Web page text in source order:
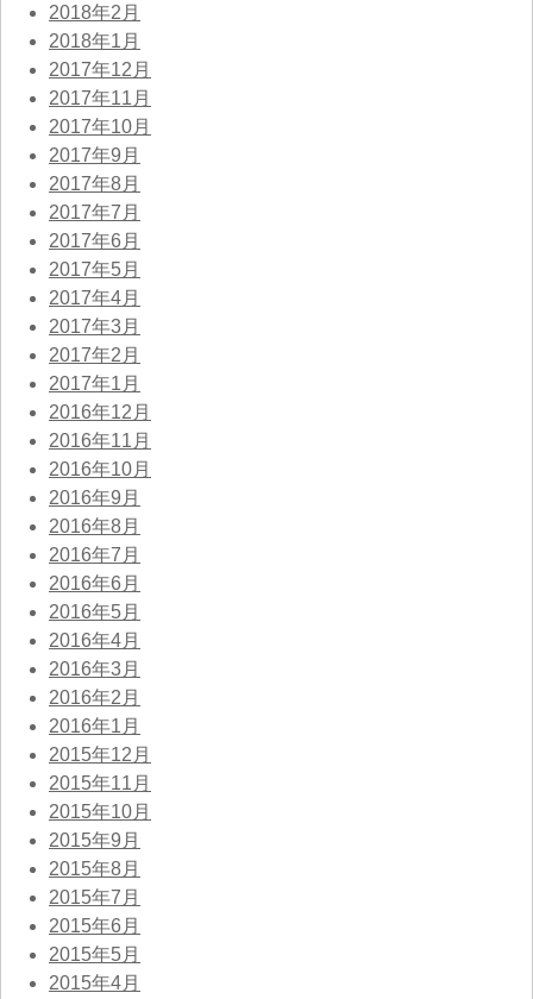
2018年2月
2018年1月
2017年12月
2017年11月
2017年10月
2017年9月
2017年8月
2017年7月
2017年6月
2017年5月
2017年4月
2017年3月
2017年2月
2017年1月
2016年12月
2016年11月
2016年10月
2016年9月
2016年8月
2016年7月
2016年6月
2016年5月
2016年4月
2016年3月
2016年2月
2016年1月
2015年12月
2015年11月
2015年10月
2015年9月
2015年8月
2015年7月
2015年6月
2015年5月
2015年4月